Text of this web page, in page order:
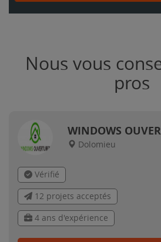
Nous vous
pros
WINDOWS
Dolomieu
Vérifié
12 projets acceptés
4 ans d'expérience